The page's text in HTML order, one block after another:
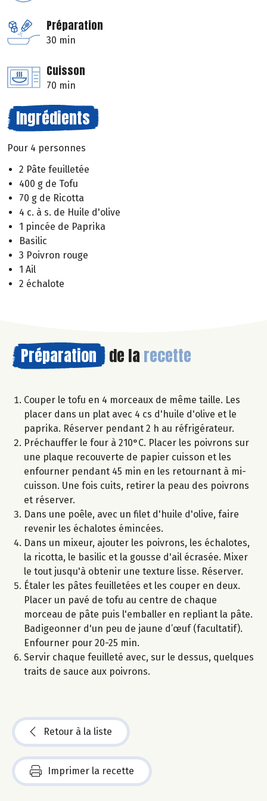
Préparation
30 min
Cuisson
70 min
Ingrédients
Pour 4 personnes
2 Pâte feuilletée
400 g de Tofu
70 g de Ricotta
4 c. à s. de Huile d'olive
1 pincée de Paprika
Basilic
3 Poivron rouge
1 Ail
2 échalote
Préparation de la recette
Couper le tofu en 4 morceaux de même taille. Les
placer dans un plat avec 4 cs d'huile d'olive et le
paprika. Réserver pendant 2 h au réfrigérateur.
Préchauffer le four à 210°C. Placer les poivrons sur
une plaque recouverte de papier cuisson et les
enfourner pendant 45 min en les retournant à mi-
cuisson. Une fois cuits, retirer la peau des poivrons
et réserver.
Dans une poêle, avec un filet d'huile d'olive, faire
revenir les échalotes émincées.
Dans un mixeur, ajouter les poivrons, les échalotes,
la ricotta, le basilic et la gousse d'ail écrasée. Mixer
le tout jusqu'à obtenir une texture lisse. Réserver.
Étaler les pâtes feuilletées et les couper en deux.
Placer un pavé de tofu au centre de chaque
morceau de pâte puis l'emballer en repliant la pâte.
Badigeonner d'un peu de jaune d’œuf (facultatif).
Enfourner pour 20-25 min.
Servir chaque feuilleté avec, sur le dessus, quelques
traits de sauce aux poivrons.
Retour à la liste
Imprimer la recette